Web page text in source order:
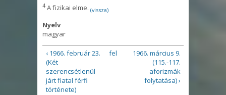
4 A fizikai elme. (vissza)
Nyelv
magyar
‹ 1966. február 23.
(Két
szerencsétlenül
járt fiatal férfi
története)
fel
1966. március 9.
(115.-117.
aforizmák
folytatása) ›